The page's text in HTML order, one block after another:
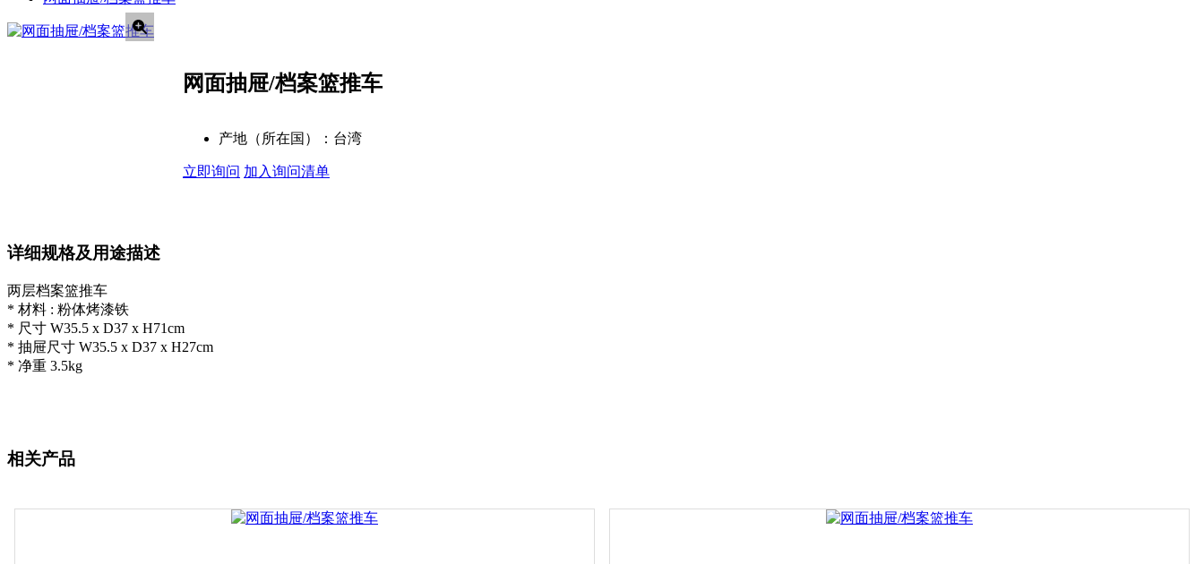
网面抽屉/档案篮推车
产地（所在国）： 台湾
立即询问 加入询问清单
详细规格及用途描述
两层档案篮推车
* 材料 : 粉体烤漆铁
* 尺寸 W35.5 x D37 x H71cm
* 抽屉尺寸 W35.5 x D37 x H27cm
* 净重 3.5kg
相关产品